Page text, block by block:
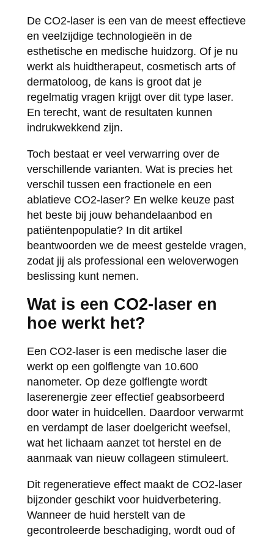
De CO2-laser is een van de meest effectieve
en veelzijdige technologieën in de
esthetische en medische huidzorg. Of je nu
werkt als huidtherapeut, cosmetisch arts of
dermatoloog, de kans is groot dat je
regelmatig vragen krijgt over dit type laser.
En terecht, want de resultaten kunnen
indrukwekkend zijn.
Toch bestaat er veel verwarring over de
verschillende varianten. Wat is precies het
verschil tussen een fractionele en een
ablatieve CO2-laser? En welke keuze past
het beste bij jouw behandelaanbod en
patiëntenpopulatie? In dit artikel
beantwoorden we de meest gestelde vragen,
zodat jij als professional een weloverwogen
beslissing kunt nemen.
Wat is een CO2-laser en
hoe werkt het?
Een CO2-laser is een medische laser die
werkt op een golflengte van 10.600
nanometer. Op deze golflengte wordt
laserenergie zeer effectief geabsorbeerd
door water in huidcellen. Daardoor verwarmt
en verdampt de laser doelgericht weefsel,
wat het lichaam aanzet tot herstel en de
aanmaak van nieuw collageen stimuleert.
Dit regeneratieve effect maakt de CO2-laser
bijzonder geschikt voor huidverbetering.
Wanneer de huid herstelt van de
gecontroleerde beschadiging, wordt oud of